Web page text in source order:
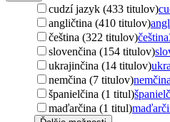
cudzí jazyk (433 titulov)
angličtina (410 titulov)
čeština (322 titulov)čeština
slovenčina (154 titulov)
ukrajinčina (14 titulov)
nemčina (7 titulov)nemčina
španielčina (1 titul)
maďarčina (1 titul)